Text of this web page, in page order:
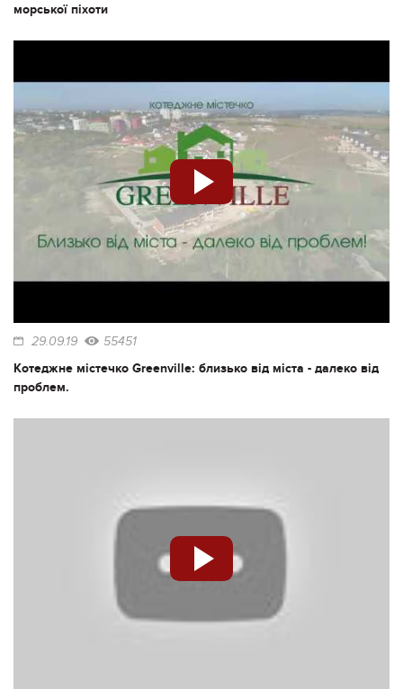
морської піхоти
29.09.19 55451
Котеджне містечко Greenville: близько від міста - далеко від
проблем.